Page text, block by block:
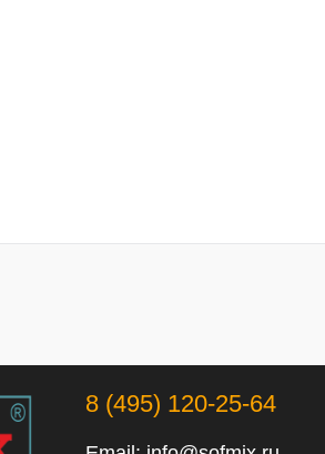
8 (495) 120-25-64